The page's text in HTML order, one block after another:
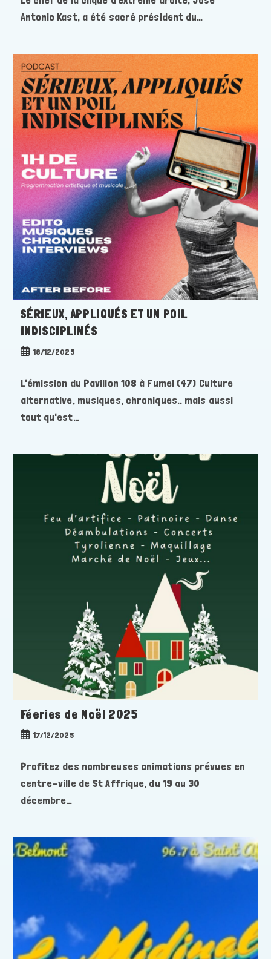
Antonio Kast, a été sacré président du…
SÉRIEUX, APPLIQUÉS ET UN POIL
INDISCIPLINÉS
Publication
18/12/2025
L'émission du Pavillon 108 à Fumel (47) Culture
alternative, musiques, chroniques.. mais aussi
tout qu'est…
Féeries de Noël 2025
Publication
17/12/2025
Profitez des nombreuses animations prévues en
centre-ville de St Affrique, du 19 au 30
décembre…